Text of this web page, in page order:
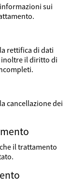
sui
rettifica di dati
inoltre il diritto di
cancellazione dei
il trattamento